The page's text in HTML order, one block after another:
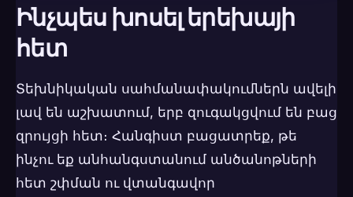
Ինչպես խոսել երեխայի
հետ
Տեխնիկական սահմանափակումներն ավելի
լավ են աշխատում, երբ զուգակցվում են բաց
զրույցի հետ։ Հանգիստ բացատրեք, թե
ինչու եք անհանգստանում անծանոթների
հետ շփման ու վտանգավոր